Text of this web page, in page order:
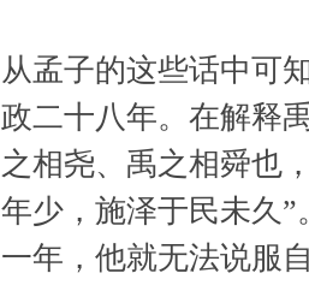
从孟子的这些话中可
政二十八年。在解释
之相尧、禹之相舜也
年少，施泽于民未久
一年，他就无法说服